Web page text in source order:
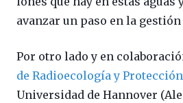
avanzar un paso en la
Por otro lado y en
de Radioecología y
Universidad de Hannover